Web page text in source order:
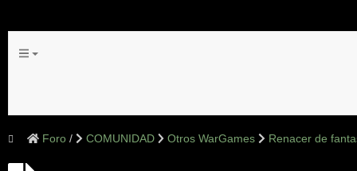
Foro COMUNIDAD Otros WarGames Renacer de